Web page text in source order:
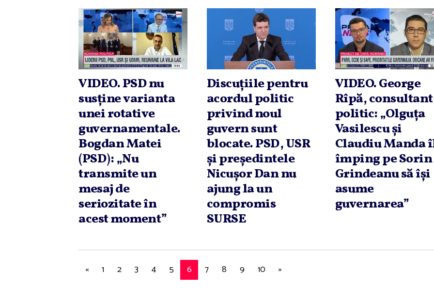
VIDEO. PSD nu
susţine varianta
unei rotative
guvernamentale.
Bogdan Matei
(PSD): „Nu
transmite un
mesaj de
seriozitate în
acest moment”
Discuţiile pentru
acordul politic
privind noul
guvern sunt
blocate. PSD, USR
şi preşedintele
Nicuşor Dan nu
ajung la un
compromis
SURSE
VIDEO. George
Rîpă, consultant
politic: „Olguţa
Vasilescu şi
Claudiu Manda
împing pe Sorin
Grindeanu să îşi
asume
guvernarea”
« 1 2 3 4 5 6 7 8 9 10 »